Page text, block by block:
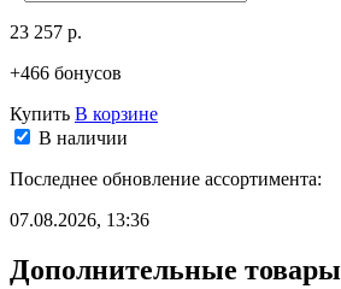
23 257 р.
+466 бонусов
Купить В корзине
В наличии
Последнее обновление ассортимента:
07.08.2026, 13:36
Дополнительные товары